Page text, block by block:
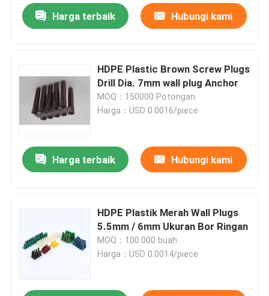
Harga terbaik Hubungi kami
HDPE Plastic Brown Screw Plugs
Drill Dia. 7mm wall plug Anchor
MOQ：150000 Potongan
Harga：USD 0.0016/piece
Harga terbaik Hubungi kami
HDPE Plastik Merah Wall Plugs
5.5mm / 6mm Ukuran Bor Ringan
MOQ：100.000 buah
Harga：USD 0.0014/piece